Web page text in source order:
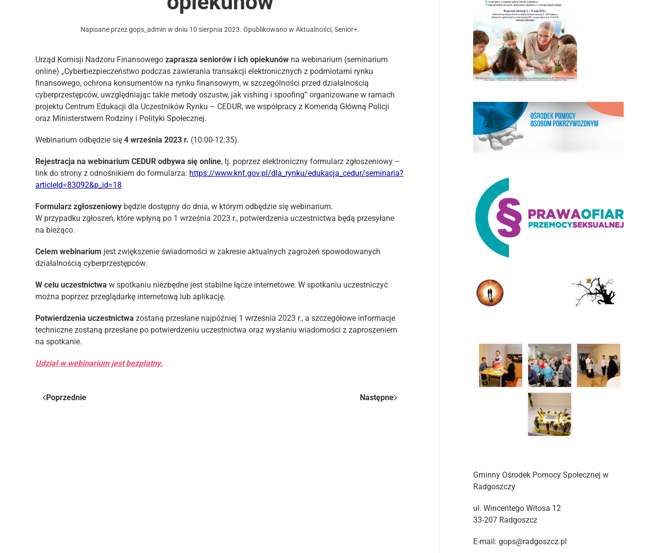
Napisane przezgops_admin w dniu 10 sierpnia 2023. Opublikowano wAktualności,Senior+.
Urząd Komisji Nadzoru Finansowego zaprasza seniorów i ich opiekunów na webinarium (seminarium
online) „Cyberbezpieczeństwo podczas zawierania transakcji elektronicznych z podmiotami rynku
finansowego, ochrona konsumentów na rynku finansowym, w szczególności przed działalnością
cyberprzestępców, uwzględniając takie metody oszustw, jak vishing i spoofing” organizowane w ramach
projektu Centrum Edukacji dla Uczestników Rynku – CEDUR, we współpracy z Komendą Główną Policji
oraz Ministerstwem Rodziny i Polityki Społecznej.
Webinarium odbędzie się 4 września 2023 r. (10:00-12:35).
Rejestracja na webinarium CEDUR odbywa się online, tj. poprzez elektroniczny formularz zgłoszeniowy –
link do strony z odnośnikiem do formularza: https://www.knf.gov.pl/dla_rynku/edukacja_cedur/seminaria?
articleId=83092&p_id=18
Formularz zgłoszeniowy będzie dostępny do dnia, w którym odbędzie się webinarium.
W przypadku zgłoszeń, które wpłyną po 1 września 2023 r., potwierdzenia uczestnictwa będą przesyłane
na bieżąco.
Celem webinarium jest zwiększenie świadomości w zakresie aktualnych zagrożeń spowodowanych
działalnością cyberprzestępców.
W celu uczestnictwa w spotkaniu niezbędne jest stabilne łącze internetowe. W spotkaniu uczestniczyć
można poprzez przeglądarkę internetową lub aplikację.
Potwierdzenia uczestnictwa zostaną przesłane najpóźniej 1 września 2023 r., a szczegółowe informacje
techniczne zostaną przesłane po potwierdzeniu uczestnictwa oraz wysłaniu wiadomości z zaproszeniem
na spotkanie.
Udział w webinarium jest bezpłatny.
Poprzednie Następne
Gminny Ośrodek Pomocy Społecznej w
Radgoszczy
ul. Wincentego Witosa 12
33-207 Radgoszcz
E-mail: gops@radgoszcz.pl